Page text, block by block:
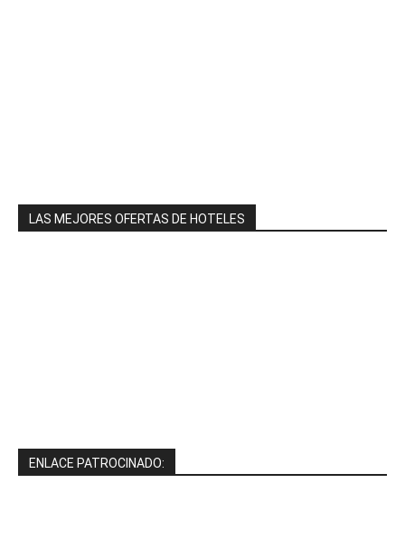
LAS MEJORES OFERTAS DE HOTELES
ENLACE PATROCINADO: